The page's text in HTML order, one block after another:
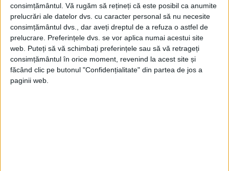
consimțământul. Vă rugăm să rețineți că este posibil ca anumite
prelucrări ale datelor dvs. cu caracter personal să nu necesite
consimțământul dvs., dar aveți dreptul de a refuza o astfel de
prelucrare. Preferințele dvs. se vor aplica numai acestui site
web. Puteți să vă schimbați preferințele sau să vă retrageți
consimțământul în orice moment, revenind la acest site și
făcând clic pe butonul "Confidențialitate" din partea de jos a
paginii web.
viețui-t-am viața acestei luni deșarte… și am petrecu
lumește destulîn tot chipul viața mea, până ajunsei și la
neputința bătrânețelor mele și slăbiciunea mea în sfânta
mănăstrire Cozia, la lăcuita Sfintei Troițe și la răposatul
Mircea Voevod. Și traiu de ajuns de luai și sfântul cin